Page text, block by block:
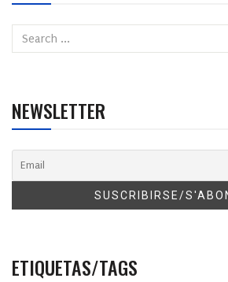
NEWSLETTER
ETIQUETAS/TAGS